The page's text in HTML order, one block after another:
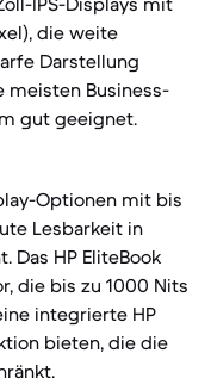
die weite
Darstellung
meisten Business-
gut geeignet.
Optionen mit bis
Lesbarkeit in
Das HP EliteBook
die bis zu 1000 Nits
integrierte HP
bieten, die die